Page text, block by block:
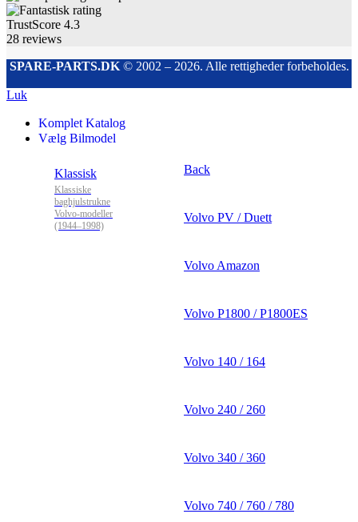
TrustScore 4.3
28 reviews
SPARE-PARTS.DK© 2002 – 2026. Alle rettigheder forbeholdes.
Luk
Komplet Katalog
Vælg Bilmodel
Klassisk
Klassiske
baghjulstrukne
Volvo-modeller
(1944–1998)
Back
Volvo PV / Duett
Volvo Amazon
Volvo P1800 / P1800ES
Volvo 140 / 164
Volvo 240 / 260
Volvo 340 / 360
Volvo 740 / 760 / 780